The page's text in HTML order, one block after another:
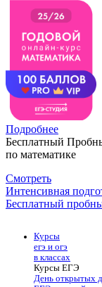
Подробнее
Бесплатный
по математике
Смотреть
Интенсивная
Бесплатный
Курсы
егэ и огэ
в классах
Курсы ЕГЭ
День открытых